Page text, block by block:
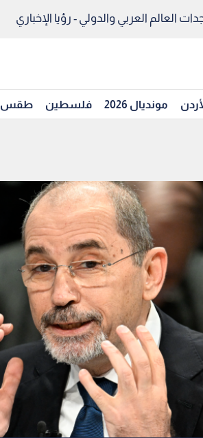
العالم العربي والدولي - رؤيا الإخباري
مونديال 2026 فلسطين طقس